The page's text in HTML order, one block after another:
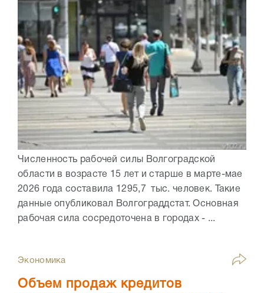
Численность рабочей силы Волгоградской
области в возрасте 15 лет и старше в марте-мае
2026 года составила 1295,7 тыс. человек. Такие
данные опубликовал Волгограддстат. Основная
рабочая сила сосредоточена в городах - ...
Экономика
Объем продаж кредитов